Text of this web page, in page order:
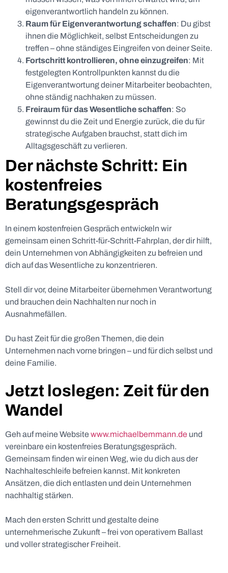
eigenverantwortlich handeln zu können.
Raum für Eigenverantwortung schaffen: Du gibst
ihnen die Möglichkeit, selbst Entscheidungen zu
treffen – ohne ständiges Eingreifen von deiner Seite.
Fortschritt kontrollieren, ohne einzugreifen: Mit
festgelegten Kontrollpunkten kannst du die
Eigenverantwortung deiner Mitarbeiter beobachten,
ohne ständig nachhaken zu müssen.
Freiraum für das Wesentliche schaffen: So
gewinnst du die Zeit und Energie zurück, die du für
strategische Aufgaben brauchst, statt dich im
Alltagsgeschäft zu verlieren.
Der nächste Schritt: Ein
kostenfreies
Beratungsgespräch
In einem kostenfreien Gespräch entwickeln wir
gemeinsam einen Schritt-für-Schritt-Fahrplan, der dir hilft,
dein Unternehmen von Abhängigkeiten zu befreien und
dich auf das Wesentliche zu konzentrieren.
Stell dir vor, deine Mitarbeiter übernehmen Verantwortung
und brauchen dein Nachhalten nur noch in
Ausnahmefällen.
Du hast Zeit für die großen Themen, die dein
Unternehmen nach vorne bringen – und für dich selbst und
deine Familie.
Jetzt loslegen: Zeit für den
Wandel
Geh auf meine Website www.michaelbemmann.de und
vereinbare ein kostenfreies Beratungsgespräch.
Gemeinsam finden wir einen Weg, wie du dich aus der
Nachhalteschleife befreien kannst. Mit konkreten
Ansätzen, die dich entlasten und dein Unternehmen
nachhaltig stärken.
Mach den ersten Schritt und gestalte deine
unternehmerische Zukunft – frei von operativem Ballast
und voller strategischer Freiheit.